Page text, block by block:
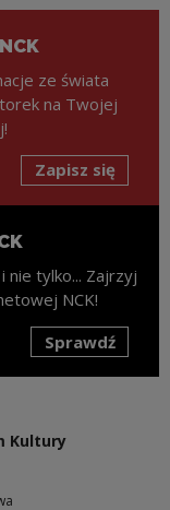
ze świata
na Twojej
Zapisz się
nie tylko... Zajrzyj
NCK!
Sprawdź
Kultury